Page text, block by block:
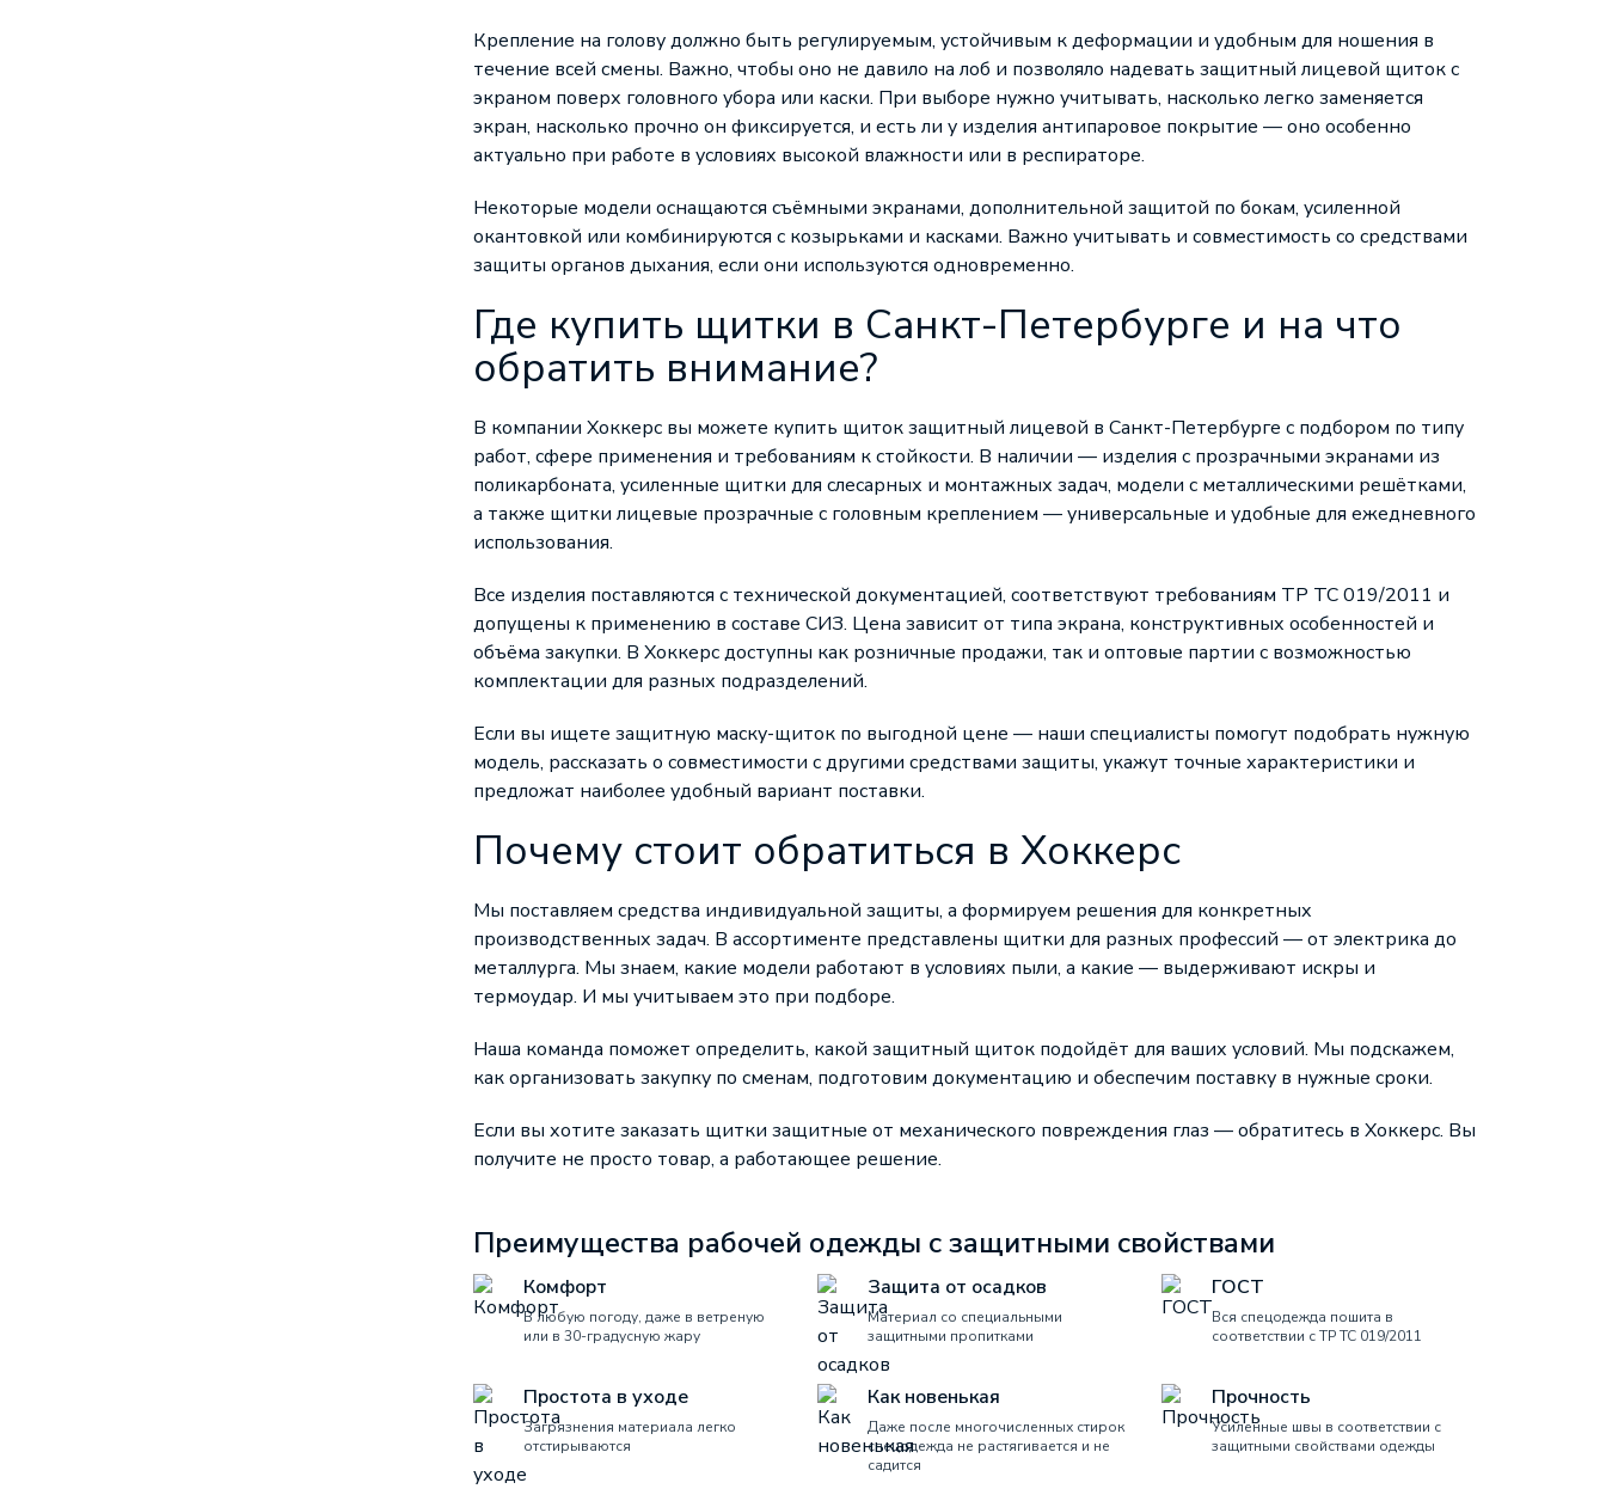
Крепление на голову должно быть регулируемым, устойчивым к деформации и удобным для ношения в
течение всей смены. Важно, чтобы оно не давило на лоб и позволяло надевать защитный лицевой щиток с
экраном поверх головного убора или каски. При выборе нужно учитывать, насколько легко заменяется
экран, насколько прочно он фиксируется, и есть ли у изделия антипаровое покрытие — оно особенно
актуально при работе в условиях высокой влажности или в респираторе.
Некоторые модели оснащаются съёмными экранами, дополнительной защитой по бокам, усиленной
окантовкой или комбинируются с козырьками и касками. Важно учитывать и совместимость со средствами
защиты органов дыхания, если они используются одновременно.
Где купить щитки в Санкт-Петербурге и на что
обратить внимание?
В компании Хоккерс вы можете купить щиток защитный лицевой в Санкт-Петербурге с подбором по типу
работ, сфере применения и требованиям к стойкости. В наличии — изделия с прозрачными экранами из
поликарбоната, усиленные щитки для слесарных и монтажных задач, модели с металлическими решётками,
а также щитки лицевые прозрачные с головным креплением — универсальные и удобные для ежедневного
использования.
Все изделия поставляются с технической документацией, соответствуют требованиям ТР ТС 019/2011 и
допущены к применению в составе СИЗ. Цена зависит от типа экрана, конструктивных особенностей и
объёма закупки. В Хоккерс доступны как розничные продажи, так и оптовые партии с возможностью
комплектации для разных подразделений.
Если вы ищете защитную маску-щиток по выгодной цене — наши специалисты помогут подобрать нужную
модель, рассказать о совместимости с другими средствами защиты, укажут точные характеристики и
предложат наиболее удобный вариант поставки.
Почему стоит обратиться в Хоккерс
Мы поставляем средства индивидуальной защиты, а формируем решения для конкретных
производственных задач. В ассортименте представлены щитки для разных профессий — от электрика до
металлурга. Мы знаем, какие модели работают в условиях пыли, а какие — выдерживают искры и
термоудар. И мы учитываем это при подборе.
Наша команда поможет определить, какой защитный щиток подойдёт для ваших условий. Мы подскажем,
как организовать закупку по сменам, подготовим документацию и обеспечим поставку в нужные сроки.
Если вы хотите заказать щитки защитные от механического повреждения глаз — обратитесь в Хоккерс. Вы
получите не просто товар, а работающее решение.
Преимущества рабочей одежды с защитными свойствами
Комфорт
В любую погоду, даже в ветреную
или в 30-градусную жару
Защита от осадков
Материал со специальными
защитными пропитками
ГОСТ
Вся спецодежда пошита в
соответствии с ТР ТС 019/2011
Простота в уходе
Загрязнения материала легко
отстирываются
Как новенькая
Даже после многочисленных стирок
спецодежда не растягивается и не
садится
Прочность
Усиленные швы в соответствии с
защитными свойствами одежды